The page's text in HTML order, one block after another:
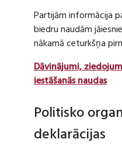
Partijām informācija
biedru naudām
nākamā ceturkšņa
Dāvinājumi,
iestāšanās naudas
Politisko
deklarācijas